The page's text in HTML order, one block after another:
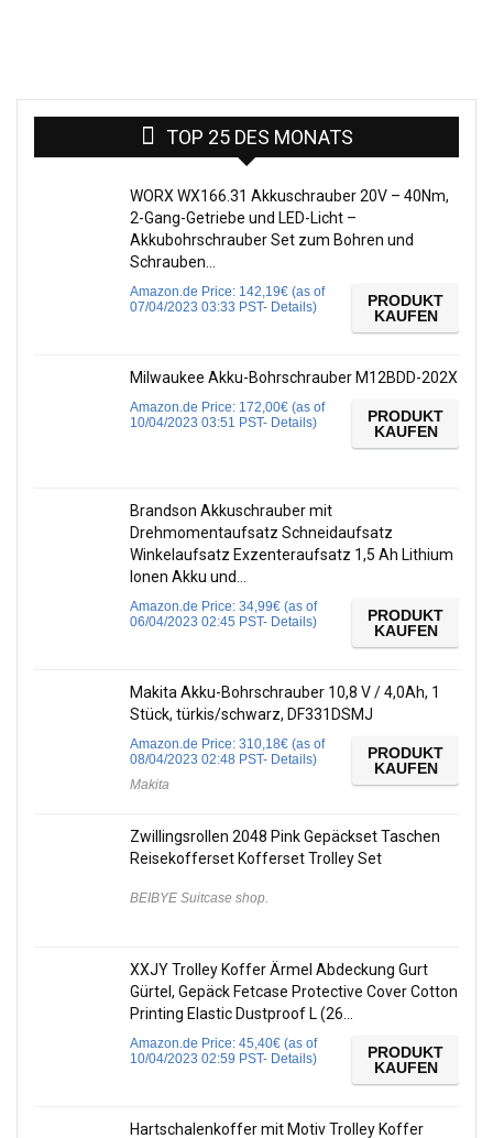
TOP 25 DES MONATS
WORX WX166.31 Akkuschrauber 20V – 40Nm,
2-Gang-Getriebe und LED-Licht –
Akkubohrschrauber Set zum Bohren und
Schrauben…
Amazon.de Price: 142,19€ (as of
07/04/2023 03:33 PST- Details)
PRODUKT
KAUFEN
Milwaukee Akku-Bohrschrauber M12BDD-202X
Amazon.de Price: 172,00€ (as of
10/04/2023 03:51 PST- Details)
PRODUKT
KAUFEN
Brandson Akkuschrauber mit
Drehmomentaufsatz Schneidaufsatz
Winkelaufsatz Exzenteraufsatz 1,5 Ah Lithium
Ionen Akku und…
Amazon.de Price: 34,99€ (as of
06/04/2023 02:45 PST- Details)
PRODUKT
KAUFEN
Makita Akku-Bohrschrauber 10,8 V / 4,0Ah, 1
Stück, türkis/schwarz, DF331DSMJ
Amazon.de Price: 310,18€ (as of
08/04/2023 02:48 PST- Details)
Makita
PRODUKT
KAUFEN
Zwillingsrollen 2048 Pink Gepäckset Taschen
Reisekofferset Kofferset Trolley Set
BEIBYE Suitcase shop.
XXJY Trolley Koffer Ärmel Abdeckung Gurt
Gürtel, Gepäck Fetcase Protective Cover Cotton
Printing Elastic Dustproof L (26…
Amazon.de Price: 45,40€ (as of
10/04/2023 02:59 PST- Details)
PRODUKT
KAUFEN
Hartschalenkoffer mit Motiv Trolley Koffer